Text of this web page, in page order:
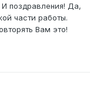
поздравления! Да,
части работы.
Вам это!